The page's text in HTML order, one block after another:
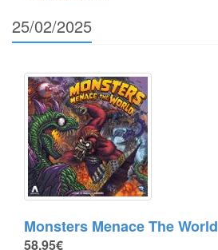
25/02/2025
Monsters Menace The World
58.95€